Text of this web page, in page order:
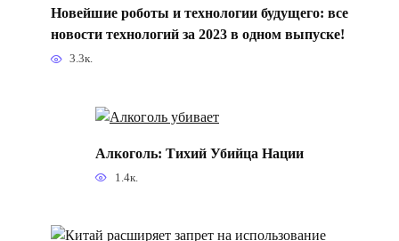
Новейшие роботы и технологии будущего: все
новости технологий за 2023 в одном выпуске!
3.3к.
Алкоголь: Тихий Убийца Нации
1.4к.